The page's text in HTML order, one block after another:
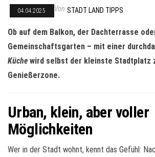
04.04.2025 Von STADT LAND TIPPS
Ob auf dem Balkon, der Dachterrasse
Gemeinschaftsgarten – mit einer
Küche wird selbst der kleinste Stadtplatz
Genießerzone.
Urban, klein, aber voller
Möglichkeiten
Wer in der Stadt wohnt, kennt das Gefühl: